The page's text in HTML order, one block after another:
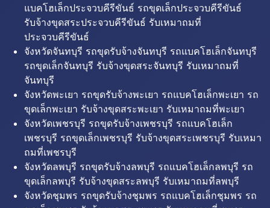
แบคโฮเล็กประจวบคีรีขันธ์ รถขุดเล็กประจวบคีรีขันธ์
รับจ้างขุดสระประจวบคีรีขันธ์ รับเหมาถมที่
ประจวบคีรีขันธ์
จังหวัดจันทบุรี รถขุดรับจ้างจันทบุรี รถแบคโฮเล็กจันทบุรี
รถขุดเล็กจันทบุรี รับจ้างขุดสระจันทบุรี รับเหมาถมที่
จันทบุรี
จังหวัดพะเยา รถขุดรับจ้างพะเยา รถแบคโฮเล็กพะเยา รถ
ขุดเล็กพะเยา รับจ้างขุดสระพะเยา รับเหมาถมที่พะเยา
จังหวัดเพชรบุรี รถขุดรับจ้างเพชรบุรี รถแบคโฮเล็ก
เพชรบุรี รถขุดเล็กเพชรบุรี รับจ้างขุดสระเพชรบุรี รับเหมา
ถมที่เพชรบุรี
จังหวัดลพบุรี รถขุดรับจ้างลพบุรี รถแบคโฮเล็กลพบุรี รถ
ขุดเล็กลพบุรี รับจ้างขุดสระลพบุรี รับเหมาถมที่ลพบุรี
จังหวัดชุมพร รถขุดรับจ้างชุมพร รถแบคโฮเล็กชุมพร รถ